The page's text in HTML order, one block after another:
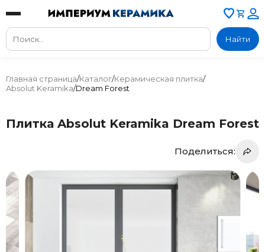
Найти
Главная страница/Каталог/Керамическая плитка/
Absolut Keramika/Dream Forest
Плитка Absolut Keramika Dream Forest
Поделиться: